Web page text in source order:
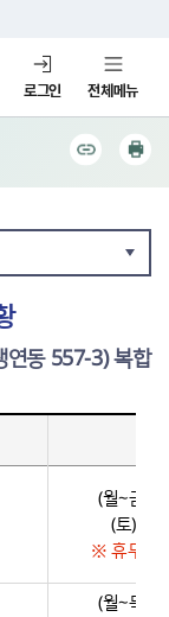
로그인 전체메뉴
연동 557-3) 복합
(월~금)
(토)
※ 휴무 :
(월~목)